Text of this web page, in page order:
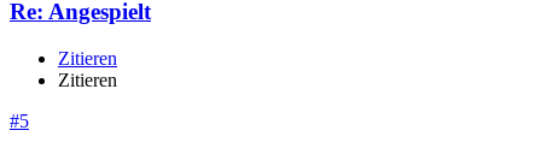
Re: Angespielt
Zitieren
Zitieren
#5